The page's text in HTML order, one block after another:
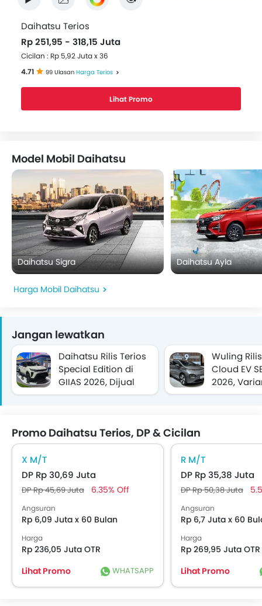
Daihatsu Terios
Rp 251,95 - 318,15 Juta
Cicilan : Rp 5,92 Juta x 36
4.71
99 Ulasan Harga Terios
Lihat Promo
Model Mobil Daihatsu
Daihatsu Sigra Daihatsu Ayla
Harga Mobil Daihatsu
Jangan lewatkan
Daihatsu Rilis Terios
Special Edition di
GIIAS 2026, Dijual
Terbatas Rp264,35
Wuling
Cloud EV
2026,
yang
Promo Daihatsu Terios, DP & Cicilan
X M/T
DP Rp 30,69 Juta
DP Rp 45,69 Juta 6.35% Off
Angsuran
Rp 6,09 Juta x 60 Bulan
Harga
Rp 236,05 Juta OTR
Lihat Promo
WHATSAPP
R M/T
DP Rp 35,38 Juta
DP Rp 50,38 Juta
Angsuran
Rp 6,7 Juta x 60
Harga
Rp 269,95 Juta OTR
Lihat Promo